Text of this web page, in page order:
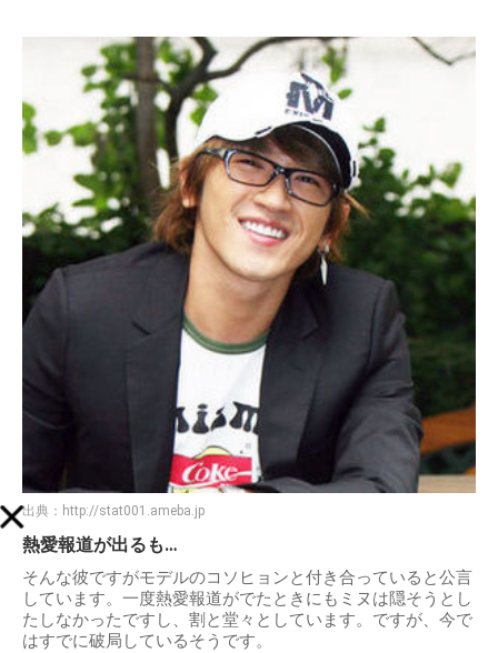
出典： http://stat001.ameba.jp
熱愛報道が出るも…
そんな彼ですがモデルのコソヒョンと付き合っていると公言
しています。一度熱愛報道がでたときにもミヌは隠そうとし
たしなかったですし、割と堂々としています。ですが、今で
はすでに破局しているそうです。